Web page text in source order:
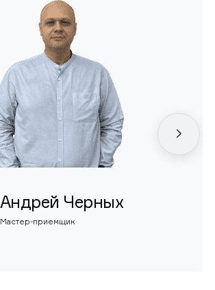
Андрей Черных
Мастер-приемщик